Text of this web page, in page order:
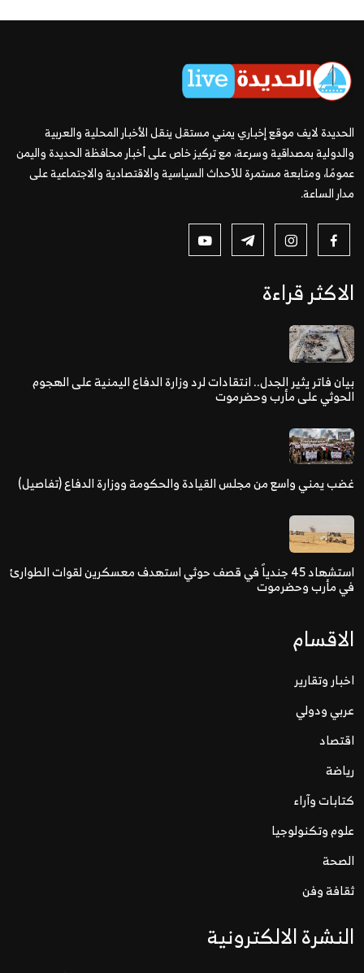
الحديدة لايف موقع إخباري يمني مستقل ينقل الأخبار المحلية والعربية
والدولية بمصداقية وسرعة، مع تركيز خاص على أخبار محافظة الحديدة واليمن
عمومًا، ومتابعة مستمرة للأحداث السياسية والاقتصادية والاجتماعية على
مدار الساعة.
الاكثر قراءة
بيان فاتر يثير الجدل.. انتقادات لرد وزارة الدفاع اليمنية على الهجوم
الحوثي على مأرب وحضرموت
غضب يمني واسع من مجلس القيادة والحكومة ووزارة الدفاع (تفاصيل)
استشهاد 45 جندياً في قصف حوثي استهدف معسكرين لقوات الطوارئ
في مأرب وحضرموت
الاقسام
اخبار وتقارير
عربي ودولي
اقتصاد
رياضة
كتابات وآراء
علوم وتكنولوجيا
الصحة
ثقافة وفن
النشرة الالكترونية